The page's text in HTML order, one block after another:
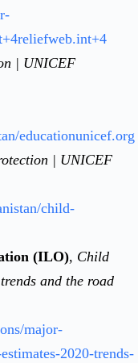
| UNICEF
educationunicef.org
| UNICEF
child-
(ILO), Child
and the road
major-
2020-trends-